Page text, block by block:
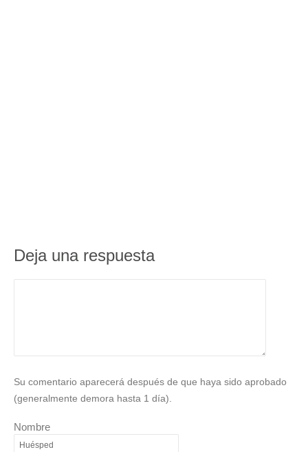
Deja una respuesta
Su comentario aparecerá después de que haya sido aprobado
(generalmente demora hasta 1 día).
Nombre